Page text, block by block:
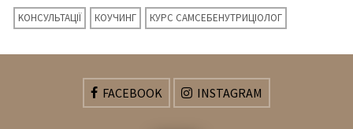
KОНСУЛЬТАЦІЇ КОУЧИНГ КУРС САМСЕБЕНУТРИЦІОЛОГ
FACEBOOK INSTAGRAM